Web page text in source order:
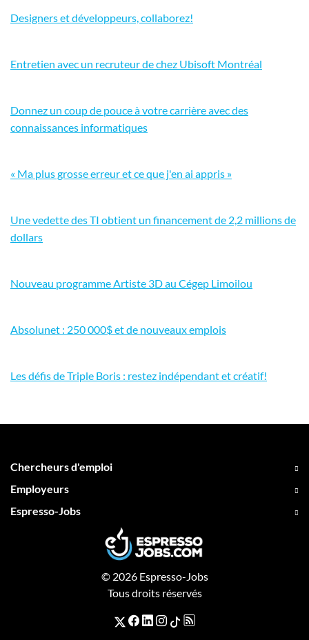
Designers et développeurs, collaborez!
Entretien avec un recruteur de chez Ubisoft Montréal
Donnez un coup de pouce à votre carrière avec des
connaissances informatiques
« Ma plus grosse erreur et ce que j'en ai appris »
Une vedette des TI obtient un financement de 2,2 millions de
dollars
Nouveau programme Artiste 3D au Cégep Limoilou
Absolunet : 250 000$ et de nouveaux emplois
Les défis de Triple Boris : restez indépendant et créatif!
Chercheurs d'emploi
Employeurs
Espresso-Jobs
© 2026 Espresso-Jobs
Tous droits réservés